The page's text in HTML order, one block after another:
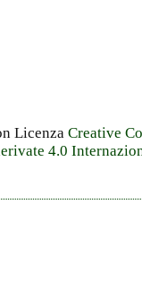
Licenza Creative
4.0